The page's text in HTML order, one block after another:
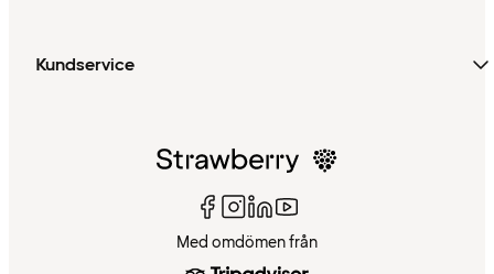
Kundservice
Med omdömen från